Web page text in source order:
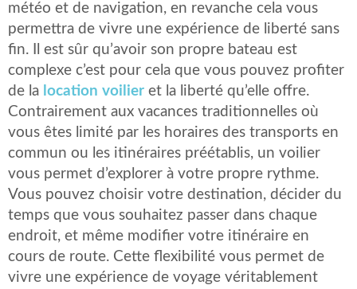
météo et de navigation, en revanche cela vous
permettra de vivre une expérience de liberté sans
fin. Il est sûr qu’avoir son propre bateau est
complexe c’est pour cela que vous pouvez profiter
de la location voilier et la liberté qu’elle offre.
Contrairement aux vacances traditionnelles où
vous êtes limité par les horaires des transports en
commun ou les itinéraires préétablis, un voilier
vous permet d’explorer à votre propre rythme.
Vous pouvez choisir votre destination, décider du
temps que vous souhaitez passer dans chaque
endroit, et même modifier votre itinéraire en
cours de route. Cette flexibilité vous permet de
vivre une expérience de voyage véritablement